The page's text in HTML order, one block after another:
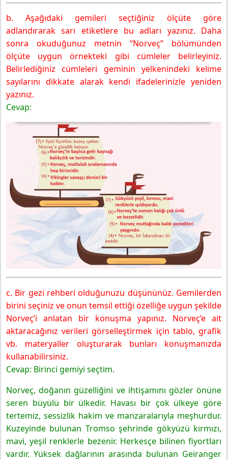
b. Aşağıdaki gemileri seçtiğiniz ölçüte göre
adlandırarak sarı etiketlere bu adları yazınız. Daha
sonra okuduğunuz metnin “Norveç” bölümünden
ölçüte uygun örnekteki gibi cümleler belirleyiniz.
Belirlediğiniz cümleleri geminin yelkenindeki kelime
sayılarını dikkate alarak kendi ifadelerinizle yeniden
yazınız.
Cevap:
c. Bir gezi rehberi olduğunuzu düşününüz. Gemilerden
birini seçiniz ve onun temsil ettiği özelliğe uygun şekilde
Norveç’i anlatan bir konuşma yapınız. Norveç’e ait
aktaracağınız verileri görselleştirmek için tablo, grafik
vb. materyaller oluşturarak bunları konuşmanızda
kullanabilirsiniz.
Cevap: Birinci gemiyi seçtim.
Norveç, doğanın güzelliğini ve ihtişamını gözler önüne
seren büyülü bir ülkedir. Havası bir çok ülkeye göre
tertemiz, sessizlik hakim ve manzaralarıyla meşhurdur.
Kuzeyinde bulunan Tromso şehrinde gökyüzü kırmızı,
mavi, yeşil renklerle bezenir. Herkesçe bilinen fiyortları
vardır. Yüksek dağlarının arasında bulunan Geiranger